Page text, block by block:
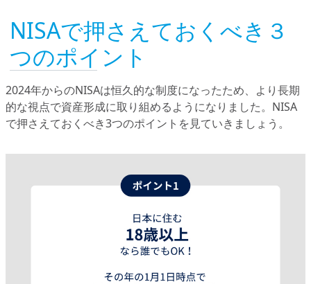
NISAで押さえておくべき３
つのポイント
2024年からのNISAは恒久的な制度になったため、より長期
的な視点で資産形成に取り組めるようになりました。NISA
で押さえておくべき3つのポイントを見ていきましょう。